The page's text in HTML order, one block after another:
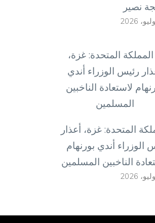
نصير
المتحدة: غزة، أعذار
الوزراء أندي بورنهام
الناخبين المسلمين